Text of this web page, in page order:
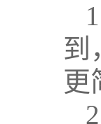
到
更